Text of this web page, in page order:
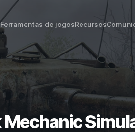
Ferramentas de jogosRecursos
Mechanic